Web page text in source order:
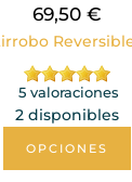
69,50 €
5 valoraciones
2 disponibles
OPCIONES